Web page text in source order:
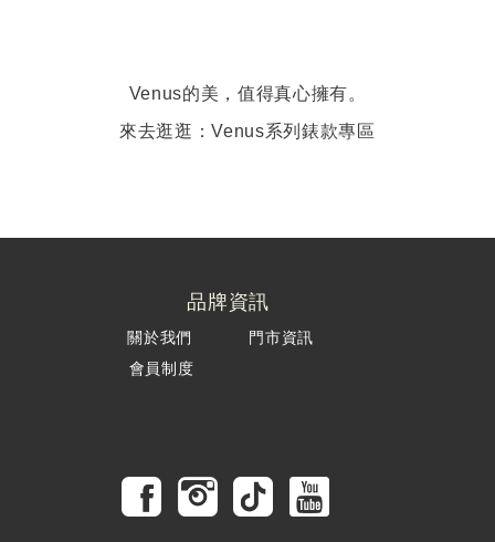
Venus的美，值得真心擁有。
來去逛逛：Venus系列錶款專區
品牌資訊
關於我們
門市資訊
會員制度